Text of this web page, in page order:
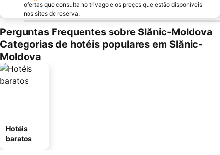
ofertas que consulta no trivago e os preços que estão disponíveis
nos sites de reserva.
Perguntas Frequentes sobre Slănic-Moldova
Categorias de hotéis populares em Slănic-
Moldova
Hotéis
baratos